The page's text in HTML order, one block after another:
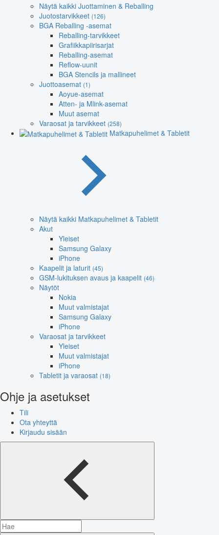
Näytä kaikki Juottaminen & Reballing
Juotostarvikkeet (126)
BGA Reballing -asemat
Reballing-tarvikkeet
Grafiikkapiirisarjat
Reballing-asemat
Reflow-uunit
BGA Stencils ja mallineet
Juottoasemat (1)
Aoyue-asemat
Atten- ja Mlink-asemat
Muut asemat
Varaosat ja tarvikkeet (258)
Matkapuhelimet & Tabletit
Näytä kaikki Matkapuhelimet & Tabletit
Akut
Yleiset
Samsung Galaxy
iPhone
Kaapelit ja laturit (45)
GSM-lukituksen avaus ja kaapelit (46)
Näytöt
Nokia
Muut valmistajat
Samsung Galaxy
iPhone
Varaosat ja tarvikkeet
Yleiset
Muut valmistajat
iPhone
Tabletit ja varaosat (18)
Ohje ja asetukset
Tili
Ota yhteyttä
Kirjaudu sisään